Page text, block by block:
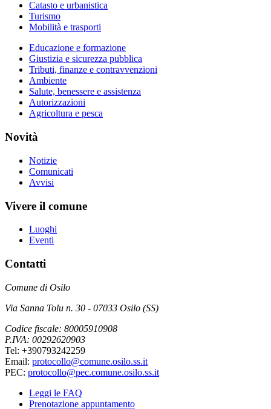
Catasto e urbanistica
Turismo
Mobilità e trasporti
Educazione e formazione
Giustizia e sicurezza pubblica
Tributi, finanze e contravvenzioni
Ambiente
Salute, benessere e assistenza
Autorizzazioni
Agricoltura e pesca
Novità
Notizie
Comunicati
Avvisi
Vivere il comune
Luoghi
Eventi
Contatti
Comune di Osilo
Via Sanna Tolu n. 30 - 07033 Osilo (SS)
Codice fiscale: 80005910908
P.IVA: 00292620903
Tel: +390793242259
Email: protocollo@comune.osilo.ss.it
PEC: protocollo@pec.comune.osilo.ss.it
Leggi le FAQ
Prenotazione appuntamento